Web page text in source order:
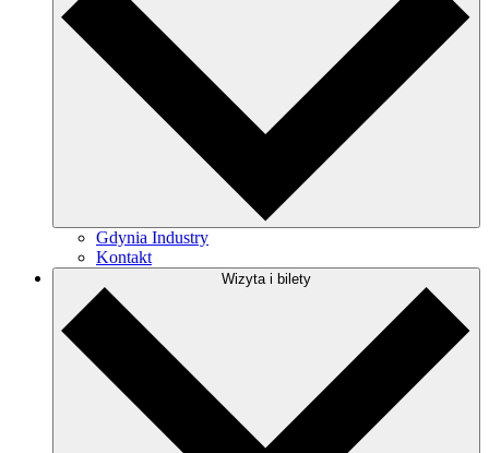
Gdynia Industry
Kontakt
Wizyta i bilety